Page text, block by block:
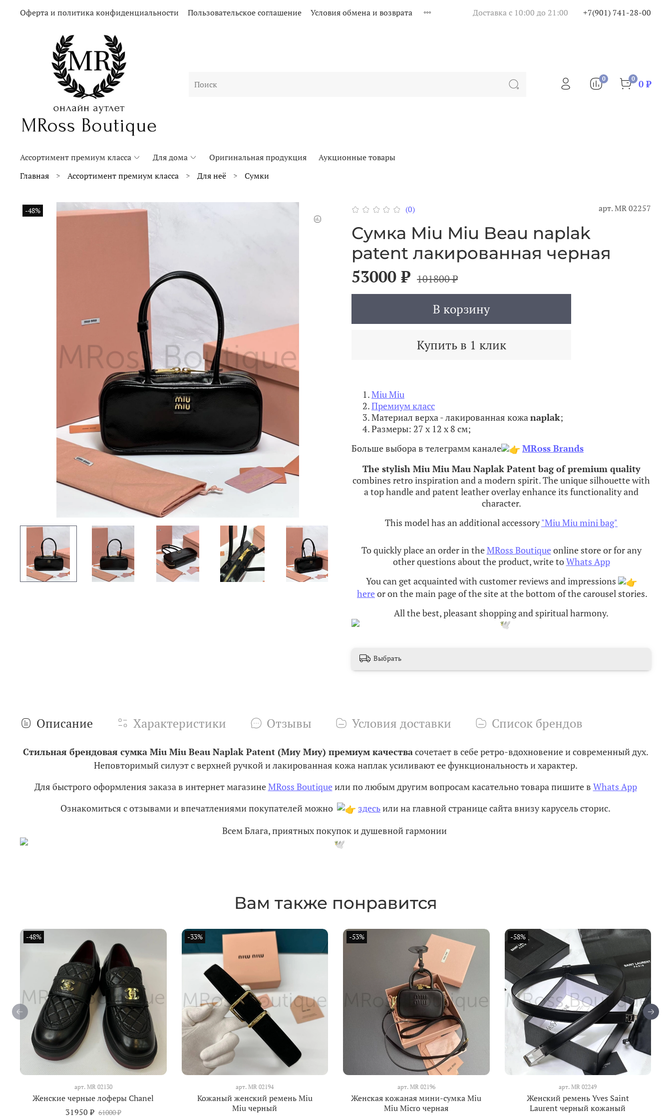
Оферта и политика конфиденциальности Пользовательское соглашение Условия обмена и возврата Доставка с 10:00 до 21:00 +7(901) 741-28-00
0 0 0 ₽
Ассортимент премиум класса Для дома Оригинальная продукция
Аукционные товары
Главная
Ассортимент премиум класса Для неё Сумки
-48% (0) арт.МR 02257
Сумка Miu Miu Beau naplak
patent лакированная черная
53000 ₽ 101800 ₽
В корзину
Купить в 1 клик
Miu Miu
Премиум класс
Материал верха - лакированная кожа naplak;
Размеры: 27 х 12 х 8 см;
Больше выбора в телеграмм канале
MRoss Brands
The stylish Miu Miu Mau Naplak Patentbagofpremium quality
combines retroinspiration and a modern spirit.Theunique silhouettewith
a tophandleand patent leatheroverlayenhanceits functionalityand
character.
This model has an additional accessory"Miu Miu mini bag"
To quickly place an order in theMRoss Boutiqueonline store or for any
other questions about the product, write toWhats App
You can get acquainted with customer reviews and impressions
hereor on the main page of the site at the bottom of the carousel stories.
All the best, pleasant shopping and spiritual harmony.
Выбрать
Описание Характеристики Отзывы Условия доставки Список брендов
Стильная брендовая сумка Miu Miu Beau Naplak Patent (Миу Миу) премиум качествасочетает в себе ретро-вдохновение и современный дух.
Неповторимый силуэт с верхней ручкой и лакированная кожа наплак усиливают ее функциональность и характер.
Для быстрого оформления заказа в интернет магазинеMRoss Boutiqueили по любым другим вопросам касательно товара пишите в Whats App
Ознакомиться с отзывами и впечатлениями покупателей можно
здесьили на главной странице сайта внизу карусель сторис.
Всем Блага, приятных покупок и душевной гармонии
Вам также понравится
-48%
арт. MR 02130
Женские черные лоферы Chanel
31950 ₽ 61000 ₽
-33%
арт.MR 02194
Кожаный женский ремень Miu
Miu черный
-53%
арт. MR 02196
Женская кожаная мини-сумка Miu
Miu Micro черная
-58%
арт.МR 02249
Женский ремень Yves Saint
Laurent черный кожаный